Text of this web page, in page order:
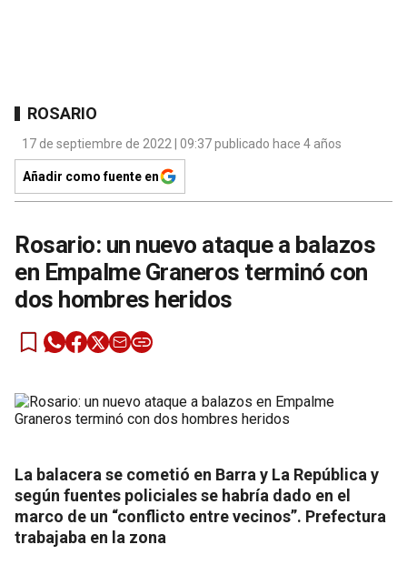
ROSARIO
17 de septiembre de 2022 | 09:37 publicado hace 4 años
Añadir como fuente en
Rosario: un nuevo ataque a balazos
en Empalme Graneros terminó con
dos hombres heridos
La balacera se cometió en Barra y La República y
según fuentes policiales se habría dado en el
marco de un “conflicto entre vecinos”. Prefectura
trabajaba en la zona